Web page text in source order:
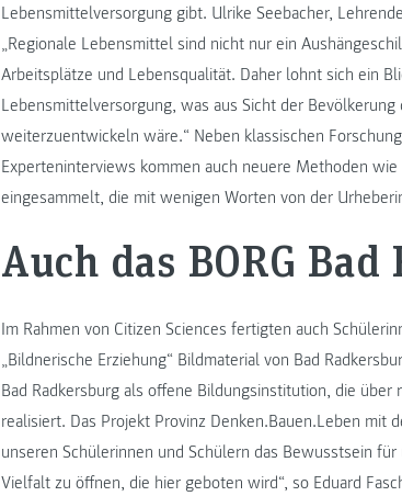
Lebensmittelversorgung gibt. Ulrike Seebacher,
„Regionale Lebensmittel sind nicht nur ein
Arbeitsplätze und Lebensqualität. Daher lohnt sich ein
Lebensmittelversorgung, was aus Sicht der
weiterzuentwickeln wäre.“ Neben klassischen
Experteninterviews kommen auch neuere Methoden
eingesammelt, die mit wenigen Worten von der
Auch das BORG
Im Rahmen von Citizen Sciences fertigten auch
„Bildnerische Erziehung“ Bildmaterial von Bad
Bad Radkersburg als offene Bildungsinstitution, die
realisiert. Das Projekt Provinz Denken.Bauen.Leben mit
unseren Schülerinnen und Schülern das Bewusstsein
Vielfalt zu öffnen, die hier geboten wird“, so Eduard